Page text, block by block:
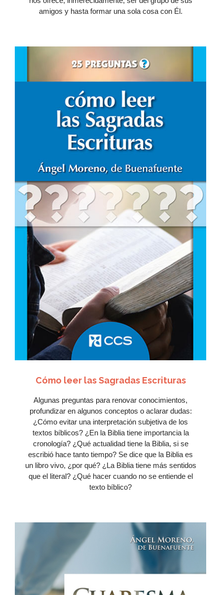
amigos y hasta formar una sola cosa con Él.
Cómo leer las Sagradas Escrituras
Algunas preguntas para renovar conocimientos,
profundizar en algunos conceptos o aclarar dudas:
¿Cómo evitar una interpretación subjetiva de los
textos bíblicos? ¿En la Biblia tiene importancia la
cronología? ¿Qué actualidad tiene la Biblia, si se
escribió hace tanto tiempo? Se dice que la Biblia es
un libro vivo, ¿por qué? ¿La Biblia tiene más sentidos
que el literal? ¿Qué hacer cuando no se entiende el
texto bíblico?
Ver Más
encanta